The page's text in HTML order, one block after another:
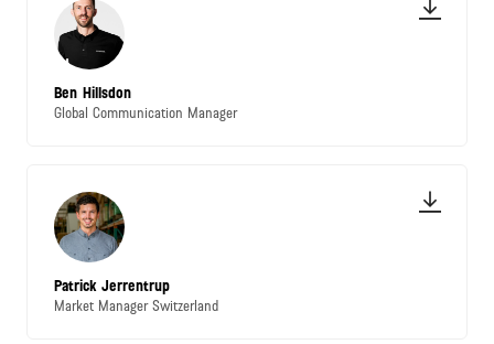
Ben Hillsdon
Global Communication Manager
Patrick Jerrentrup
Market Manager Switzerland